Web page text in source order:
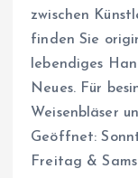
zwischen
finden Sie
lebendiges
Neues. Für
Weisenbläser
Geöffnet:
Freitag &